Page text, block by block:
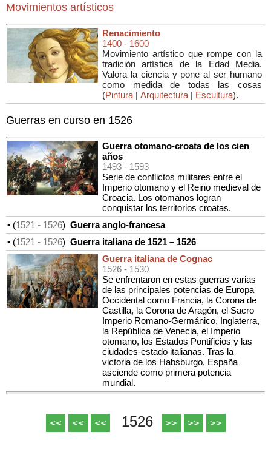
Movimientos artísticos
Renacimiento
1400 - 1600
Movimiento artístico que rompe con la
tradición artística de la Edad Media.
Valora la ciencia y pone al ser humano
como medida de todas las cosas
(Pintura | Arquitectura | Escultura).
Guerras en curso en 1526
Guerra otomano-croata de los cien
años
1493 - 1593
Serie de conflictos militares entre el
Imperio otomano y el Reino medieval de
Croacia. Los otomanos logran
conquistar los territorios croatas.
• (1521 - 1526) Guerra anglo-francesa
• (1521 - 1526) Guerra italiana de 1521 – 1526
Guerra italiana de Cognac
1526 - 1530
Se enfrentaron en estas guerras varias
de las principales potencias de Europa
Occidental como Francia, la Corona de
Castilla, la Corona de Aragón, el Sacro
Imperio Romano-Germánico, Inglaterra,
la República de Venecia, el Imperio
otomano, los Estados Pontificios y las
ciudades-estado italianas. Tras la
victoria de los Habsburgo, España
asciende como primera potencia
mundial.
<< << << 1526 >> >> >>